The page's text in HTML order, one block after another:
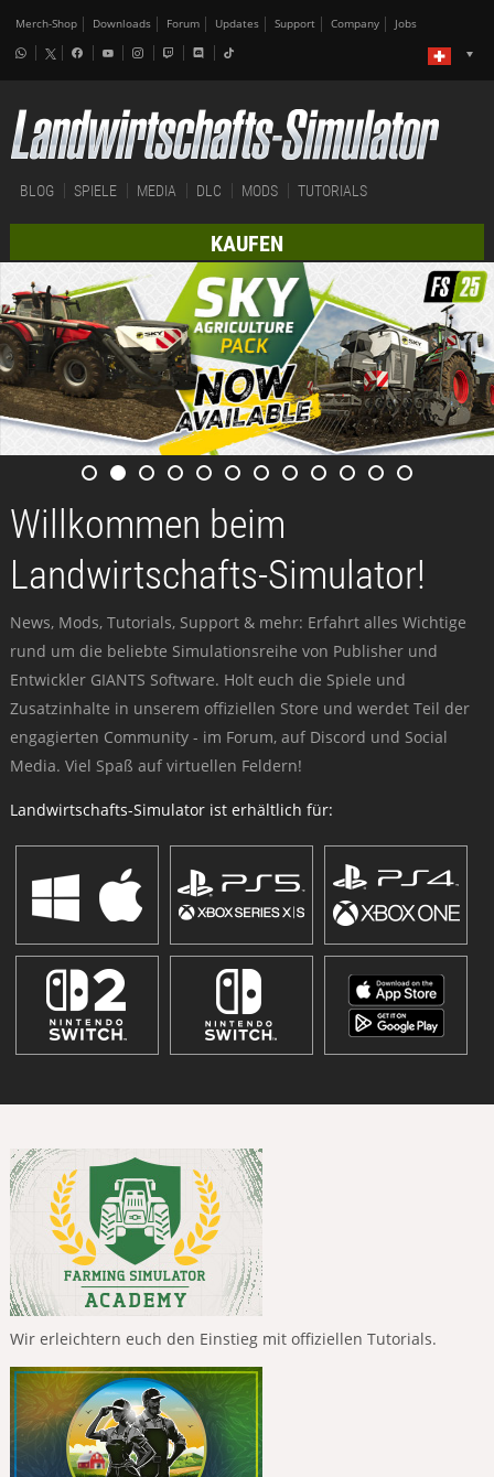
Merch-Shop Downloads Forum Updates Support Company Jobs
BLOG SPIELE MEDIA DLC MODS TUTORIALS
KAUFEN
Willkommen beim
Landwirtschafts-Simulator!
News, Mods, Tutorials, Support & mehr: Erfahrt alles Wichtige
rund um die beliebte Simulationsreihe von Publisher und
Entwickler GIANTS Software. Holt euch die Spiele und
Zusatzinhalte in unserem offiziellen Store und werdet Teil der
engagierten Community - im Forum, auf Discord und Social
Media. Viel Spaß auf virtuellen Feldern!
Landwirtschafts-Simulator ist erhältlich für:
Wir erleichtern euch den Einstieg mit offiziellen Tutorials.